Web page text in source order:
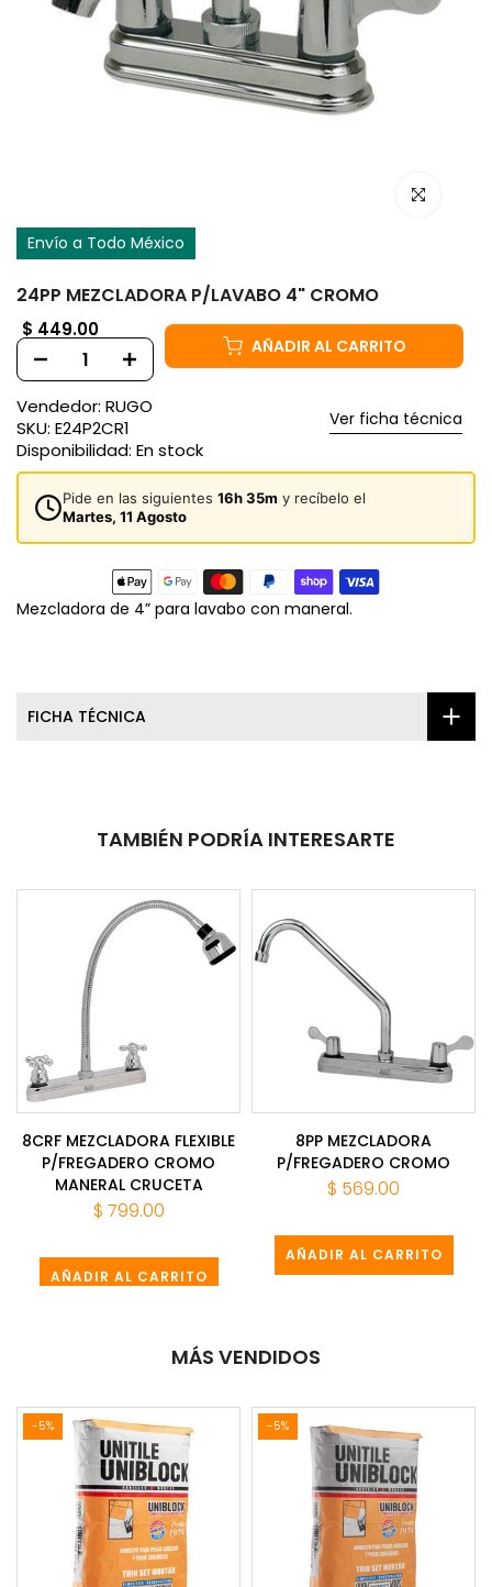
Haz clic
Envío a Todo México
24PP MEZCLADORA P/LAVABO 4" CROMO
$ 449.00
AÑADIR AL CARRITO
Ver ficha técnica
Vendedor: RUGO
SKU: E24P2CR1
Disponibilidad: En stock
Pide en las siguientes 16h 35m y recíbelo el
Martes, 11 Agosto
Mezcladora de 4” para lavabo con maneral.
FICHA TÉCNICA
TAMBIÉN PODRÍA INTERESARTE
8CRF MEZCLADORA FLEXIBLE
P/FREGADERO CROMO
MANERAL CRUCETA
$ 799.00
AÑADIR AL CARRITO
8PP MEZCLADORA
P/FREGADERO CROMO
$ 569.00
AÑADIR AL CARRITO
MÁS VENDIDOS
-5% -5%